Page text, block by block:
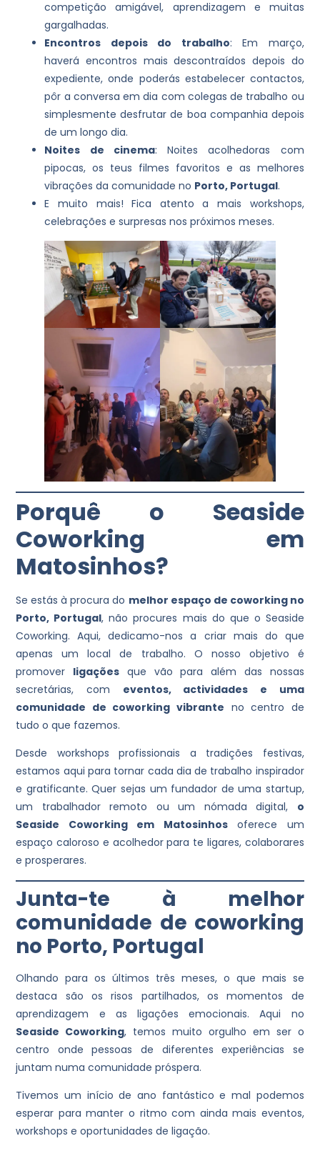
competição amigável, aprendizagem e muitas
gargalhadas.
Encontros depois do trabalho: Em março,
haverá encontros mais descontraídos depois do
expediente, onde poderás estabelecer contactos,
pôr a conversa em dia com colegas de trabalho ou
simplesmente desfrutar de boa companhia depois
de um longo dia.
Noites de cinema: Noites acolhedoras com
pipocas, os teus filmes favoritos e as melhores
vibrações da comunidade no Porto, Portugal.
E muito mais! Fica atento a mais workshops,
celebrações e surpresas nos próximos meses.
Porquê o Seaside
Coworking em
Matosinhos?
Se estás à procura do melhor espaço de coworking no
Porto, Portugal, não procures mais do que o Seaside
Coworking. Aqui, dedicamo-nos a criar mais do que
apenas um local de trabalho. O nosso objetivo é
promover ligações que vão para além das nossas
secretárias, com eventos, actividades e uma
comunidade de coworking vibrante no centro de
tudo o que fazemos.
Desde workshops profissionais a tradições festivas,
estamos aqui para tornar cada dia de trabalho inspirador
e gratificante. Quer sejas um fundador de uma startup,
um trabalhador remoto ou um nómada digital, o
Seaside Coworking em Matosinhosoferece um
espaço caloroso e acolhedor para te ligares, colaborares
e prosperares.
Junta-te à melhor
comunidade de coworking
no Porto, Portugal
Olhando para os últimos três meses, o que mais se
destaca são os risos partilhados, os momentos de
aprendizagem e as ligações emocionais. Aqui no
Seaside Coworking, temos muito orgulho em ser o
centro onde pessoas de diferentes experiências se
juntam numa comunidade próspera.
Tivemos um início de ano fantástico e mal podemos
esperar para manter o ritmo com ainda mais eventos,
workshops e oportunidades de ligação.